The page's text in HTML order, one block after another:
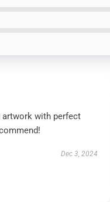
artwork with perfect
Dec 3, 2024